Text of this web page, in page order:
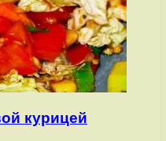
курицей